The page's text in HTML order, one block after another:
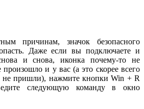
причинам, значок безопасного
Даже если вы подключаете и
и снова, иконка почему-то не
произошло и у вас (а это скорее всего
не пришли), нажмите кнопки Win + R
следующую команду в окно